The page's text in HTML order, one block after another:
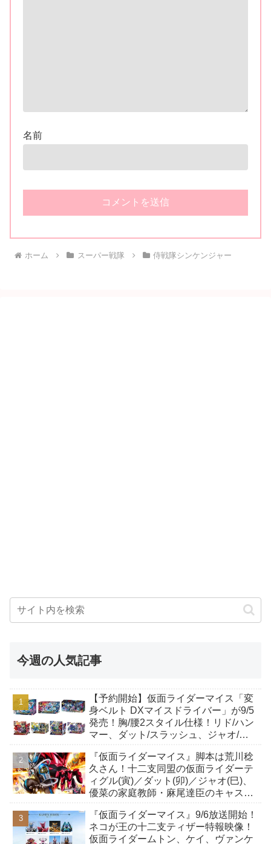
名前
ホーム スーパー戦隊 侍戦隊シンケンジャー
今週の人気記事
【予約開始】仮面ライダーマイス「変
身ベルト DXマイスドライバー」が9/5
発売！胸/腰2スタイル仕様！リド/ハン
マー、ダット/スラッシュ、ジャオ/バ
も！
『仮面ライダーマイス』脚本は荒川稔
久さん！十二支同盟の仮面ライダーテ
ィグル(寅)／ダット(卯)／ジャオ(巳)、
優菜の家庭教師・麻尾達臣のキャスト
んも変身！
『仮面ライダーマイス』9/6放送開始！
ネコが王の十二支ティザー特報映像！
仮面ライダームトン、ケイ、ヴァンケ